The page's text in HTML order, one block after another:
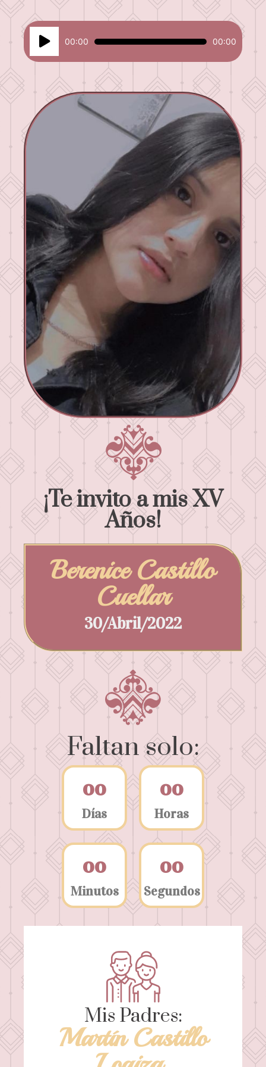
Reproductor
de
audio
00:00 00:00
¡Te invito a mis XV
Años!
Berenice Castillo
Cuellar
30/Abril/2022
Faltan solo:
00
Días
00
Horas
00
Minutos
00
Segundos
Mis Padres:
Martín Castillo